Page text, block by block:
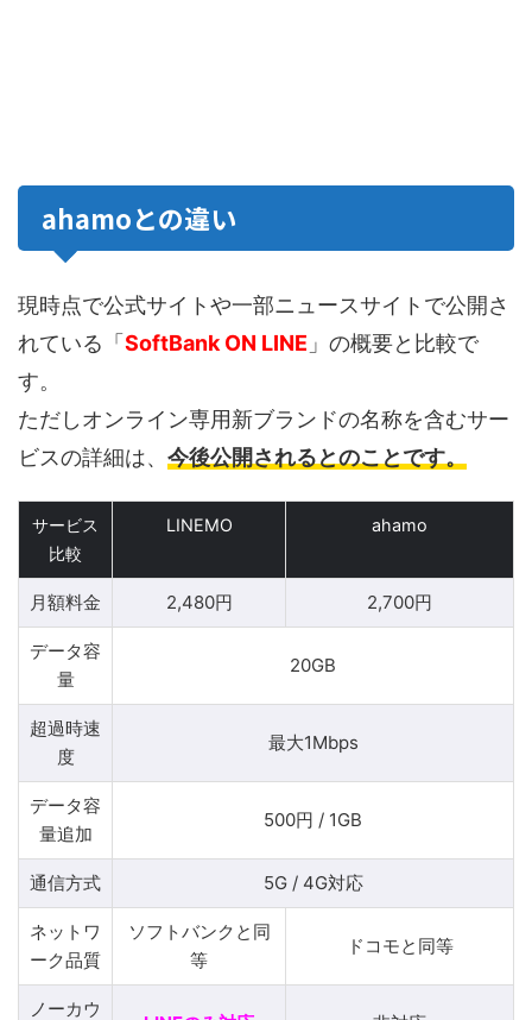
ahamoとの違い
現時点で公式サイトや一部ニュースサイトで公開さ
れている「 SoftBank ON LINE 」の概要と比較で
す。
ただしオンライン専用新ブランドの名称を含むサー
ビスの詳細は、 今後公開されるとのことです。
サービス
比較
LINEMO ahamo
月額料金 2,480円 2,700円
データ容
量
20GB
超過時速
度
最大1Mbps
データ容
量追加
500円 / 1GB
通信方式 5G / 4G対応
ネットワ
ーク品質
ソフトバンクと同
等
ドコモと同等
ノーカウ